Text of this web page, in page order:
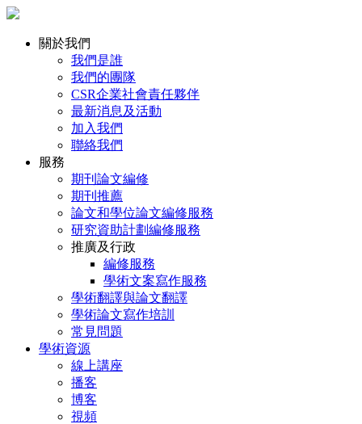
關於我們
我們是誰
我們的團隊
CSR企業社會責任夥伴
最新消息及活動
加入我們
聯絡我們
服務
期刊論文編修
期刊推薦
論文和學位論文編修服務
研究資助計劃編修服務
推廣及行政
編修服務
學術文案寫作服務
學術翻譯與論文翻譯
學術論文寫作培訓
常見問題
學術資源
線上講座
播客
博客
視頻